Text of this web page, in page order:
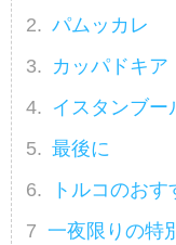
パムッカレ
カッパドキア
イスタンブー
最後に
トルコのおす
一夜限りの特